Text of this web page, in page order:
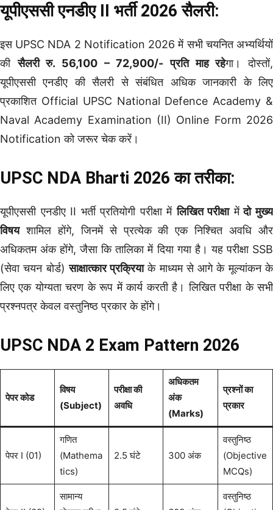
यूपीएससी एनडीए II भर्ती 2026 सैलरी:
इस UPSC NDA 2 Notification 2026 में सभी चयनित अभ्यर्थियों
कीसैलरी रु. 56,100 – 72,900/- प्रति माह रहेगा। दोस्तों,
यूपीएससी एनडीए की सैलरी से संबंधित अधिक जानकारी के लिए
प्रकाशित Official UPSC National Defence Academy &
Naval Academy Examination (II) Online Form 2026
Notification को जरूर चेक करें।
UPSC NDA Bharti 2026 का तरीका:
यूपीएससी एनडीए II भर्ती प्रतियोगी परीक्षा मेंलिखित परीक्षामेंदो मुख्य
विषयशामिल होंगे, जिनमें से प्रत्येक की एक निश्चित अवधि और
अधिकतम अंक होंगे, जैसा कि तालिका में दिया गया है। यह परीक्षा SSB
(सेवा चयन बोर्ड)साक्षात्कार प्रक्रियाके माध्यम से आगे के मूल्यांकन के
लिए एक योग्यता चरण के रूप में कार्य करती है। लिखित परीक्षा के सभी
प्रश्नपत्र केवल वस्तुनिष्ठ प्रकार के होंगे।
UPSC NDA 2 Exam Pattern 2026
पेपर कोड
विषय
(Subject)
परीक्षा की
अवधि
अधिकतम
अंक
(Marks)
प्रश्नों का
प्रकार
पेपर I (01)
गणित
(Mathema
tics)
2.5 घंटे 300 अंक
वस्तुनिष्ठ
(Objective
MCQs)
सामान्य
वस्तुनिष्ठ